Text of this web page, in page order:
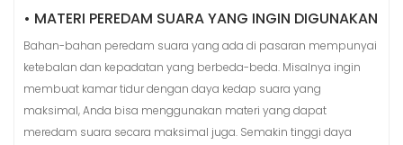
• MATERI PEREDAM SUARA YANG INGIN DIGUNAKAN
Bahan-bahan peredam suara yang ada di pasaran mempunyai
ketebalan dan kepadatan yang berbeda-beda. Misalnya ingin
membuat kamar tidur dengan daya kedap suara yang
maksimal, Anda bisa menggunakan materi yang dapat
meredam suara secara maksimal juga. Semakin tinggi daya